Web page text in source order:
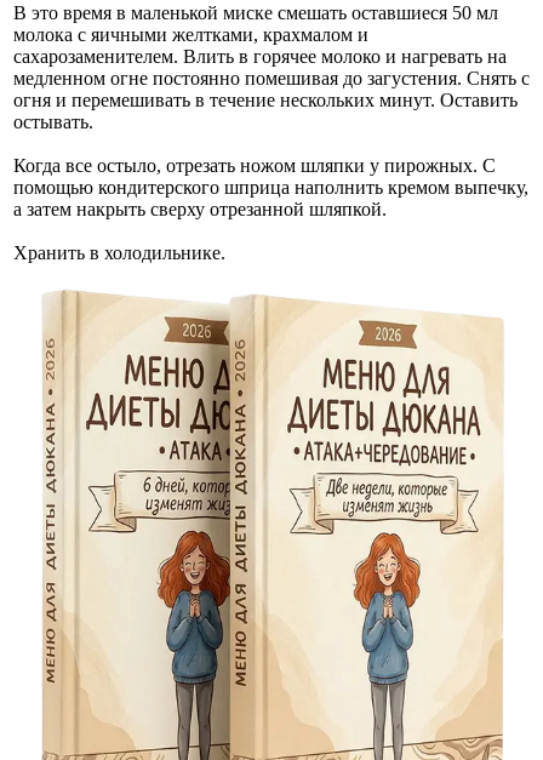
В это время в маленькой миске смешать оставшиеся 50 мл
молока с яичными желтками, крахмалом и
сахарозаменителем. Влить в горячее молоко и нагревать на
медленном огне постоянно помешивая до загустения. Снять с
огня и перемешивать в течение нескольких минут. Оставить
остывать.
Когда все остыло, отрезать ножом шляпки у пирожных. С
помощью кондитерского шприца наполнить кремом выпечку,
а затем накрыть сверху отрезанной шляпкой.
Хранить в холодильнике.